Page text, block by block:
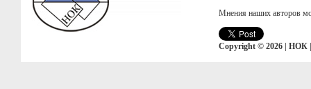
Мнения наших авторов
Copyright © 2026 | НОК